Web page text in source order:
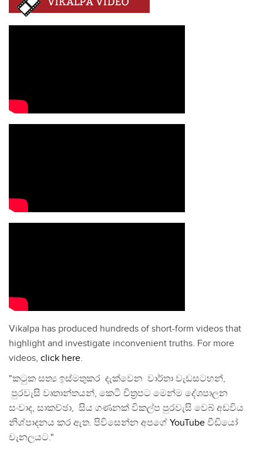
Vikalpa has produced hundreds of short-form videos that
highlight and investigate inconvenient truths. For more
videos, click here.
"කටුක සත්‍ය ඉස්මතුකර දැක්වෙන වාර්තා වැඩසටහන්,
පුරවැසි වෘතාන්තයන්, කෙටි චිත්‍රපට මෙන්ම දේශපාලන
සංවාද, සාකච්ඡා, සිය ගණනක් විකල්ප පුරවැසි වෙබ් අඩවිය
නිශ්පාදනය කර ඇත. පිවිසෙන්න අපගේ YouTube වීඩියෝ
චැනලයට."